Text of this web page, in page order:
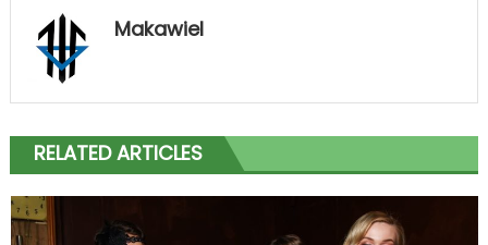
Makawiel
RELATED ARTICLES